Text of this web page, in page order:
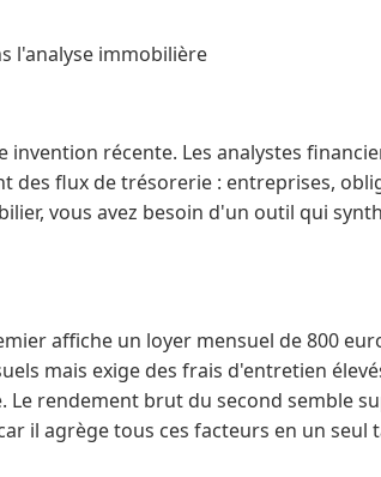
l'analyse immobilière
invention récente. Les analystes
des flux de trésorerie : entreprises,
vous avez besoin d'un outil qui
affiche un loyer mensuel de 800
mais exige des frais d'entretien
rendement brut du second semble
il agrège tous ces facteurs en un seul